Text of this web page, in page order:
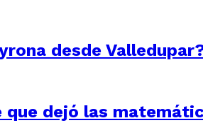
desde
que dejó las